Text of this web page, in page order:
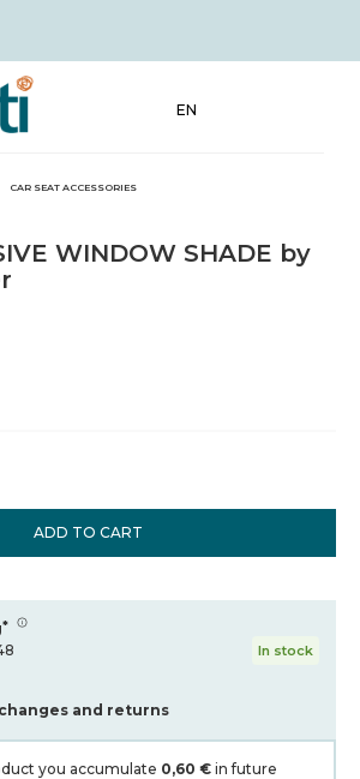
EN
CAR SEAT ACCESSORIES
WINDOW SHADE by
ADD TO CART
*
In stock
and returns
you accumulate 0,60 € in future